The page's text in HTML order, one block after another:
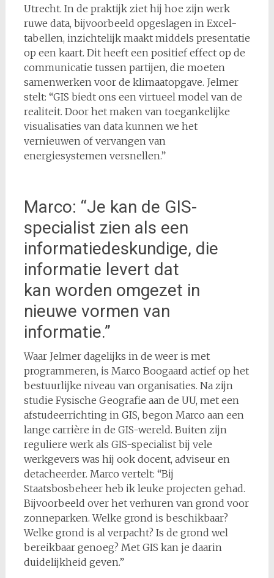
Utrecht. In de praktijk ziet hij hoe zijn werk
ruwe data, bijvoorbeeld opgeslagen in Excel-
tabellen, inzichtelijk maakt middels presentatie
op een kaart. Dit heeft een positief effect op de
communicatie tussen partijen, die moeten
samenwerken voor de klimaatopgave. Jelmer
stelt: “GIS biedt ons een virtueel model van de
realiteit. Door het maken van toegankelijke
visualisaties van data kunnen we het
vernieuwen of vervangen van
energiesystemen versnellen.”
Marco: “Je kan de GIS-
specialist zien als een
informatiedeskundige, die
informatie levert dat
kan worden omgezet in
nieuwe vormen van
informatie.”
Waar Jelmer dagelijks in de weer is met
programmeren, is Marco Boogaard actief op het
bestuurlijke niveau van organisaties. Na zijn
studie Fysische Geografie aan de UU, met een
afstudeerrichting in GIS, begon Marco aan een
lange carrière in de GIS-wereld. Buiten zijn
reguliere werk als GIS-specialist bij vele
werkgevers was hij ook docent, adviseur en
detacheerder. Marco vertelt: “Bij
Staatsbosbeheer heb ik leuke projecten gehad.
Bijvoorbeeld over het verhuren van grond voor
zonneparken. Welke grond is beschikbaar?
Welke grond is al verpacht? Is de grond wel
bereikbaar genoeg? Met GIS kan je daarin
duidelijkheid geven.”